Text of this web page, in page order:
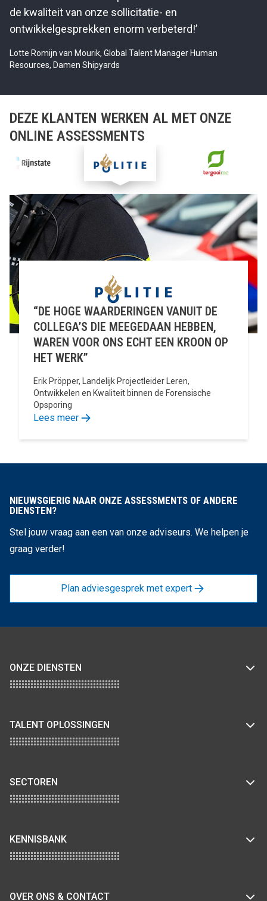
de kwaliteit van onze sollicitatie- en
ontwikkelgesprekken enorm verbeterd!’
Lotte Romijn van Mourik, Global Talent Manager Human
Resources, Damen Shipyards
DEZE KLANTEN WERKEN AL MET ONZE
ONLINE ASSESSMENTS
“DE HOGE WAARDERINGEN VANUIT DE
COLLEGA’S DIE MEEGEDAAN HEBBEN,
WAREN VOOR ONS ECHT EEN KROON OP
HET WERK”
Erik Pröpper, Landelijk Projectleider Leren,
Ontwikkelen en Kwaliteit binnen de Forensische
Opsporing
Lees meer
NIEUWSGIERIG NAAR ONZE ASSESSMENTS OF ANDERE
DIENSTEN?
Stel jouw vraag aan een van onze adviseurs. We helpen je
graag verder!
Plan adviesgesprek met expert
ONZE DIENSTEN
TALENT OPLOSSINGEN
SECTOREN
KENNISBANK
OVER ONS & CONTACT